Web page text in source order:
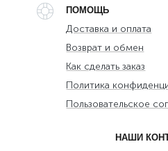
ПОМОЩЬ
Доставка и оплата
Возврат и обмен
Как сделать заказ
Политика
Пользовательское
НАШИ